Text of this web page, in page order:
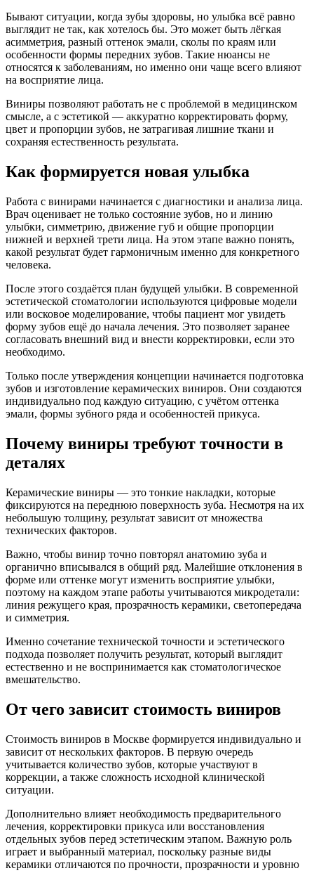
Бывают ситуации, когда зубы здоровы, но улыбка всё равно
выглядит не так, как хотелось бы. Это может быть лёгкая
асимметрия, разный оттенок эмали, сколы по краям или
особенности формы передних зубов. Такие нюансы не
относятся к заболеваниям, но именно они чаще всего влияют
на восприятие лица.
Виниры позволяют работать не с проблемой в медицинском
смысле, а с эстетикой — аккуратно корректировать форму,
цвет и пропорции зубов, не затрагивая лишние ткани и
сохраняя естественность результата.
Как формируется новая улыбка
Работа с винирами начинается с диагностики и анализа лица.
Врач оценивает не только состояние зубов, но и линию
улыбки, симметрию, движение губ и общие пропорции
нижней и верхней трети лица. На этом этапе важно понять,
какой результат будет гармоничным именно для конкретного
человека.
После этого создаётся план будущей улыбки. В современной
эстетической стоматологии используются цифровые модели
или восковое моделирование, чтобы пациент мог увидеть
форму зубов ещё до начала лечения. Это позволяет заранее
согласовать внешний вид и внести корректировки, если это
необходимо.
Только после утверждения концепции начинается подготовка
зубов и изготовление керамических виниров. Они создаются
индивидуально под каждую ситуацию, с учётом оттенка
эмали, формы зубного ряда и особенностей прикуса.
Почему виниры требуют точности в
деталях
Керамические виниры — это тонкие накладки, которые
фиксируются на переднюю поверхность зуба. Несмотря на их
небольшую толщину, результат зависит от множества
технических факторов.
Важно, чтобы винир точно повторял анатомию зуба и
органично вписывался в общий ряд. Малейшие отклонения в
форме или оттенке могут изменить восприятие улыбки,
поэтому на каждом этапе работы учитываются микродетали:
линия режущего края, прозрачность керамики, светопередача
и симметрия.
Именно сочетание технической точности и эстетического
подхода позволяет получить результат, который выглядит
естественно и не воспринимается как стоматологическое
вмешательство.
От чего зависит стоимость виниров
Стоимость виниров в Москве формируется индивидуально и
зависит от нескольких факторов. В первую очередь
учитывается количество зубов, которые участвуют в
коррекции, а также сложность исходной клинической
ситуации.
Дополнительно влияет необходимость предварительного
лечения, корректировки прикуса или восстановления
отдельных зубов перед эстетическим этапом. Важную роль
играет и выбранный материал, поскольку разные виды
керамики отличаются по прочности, прозрачности и уровню